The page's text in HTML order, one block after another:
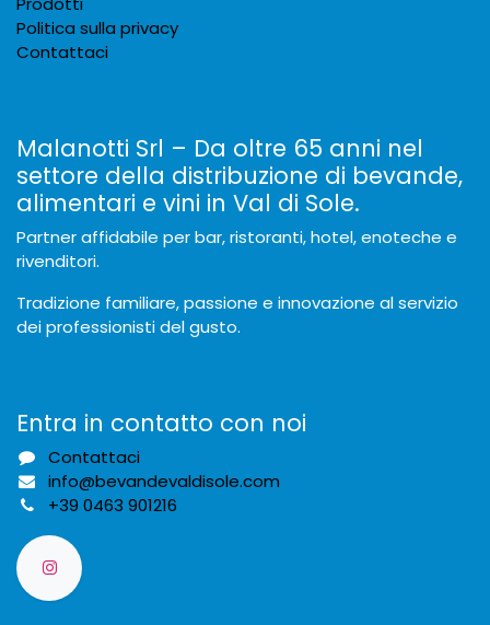
Politica sulla privacy
Contattaci
Malanotti Srl – Da oltre 65 anni nel
settore della distribuzione di bevande,
alimentari e vini in Val di Sole.
Partner affidabile per bar, ristoranti, hotel, enoteche e
rivenditori.
Tradizione familiare, passione e innovazione al servizio
dei professionisti del gusto.
Entra in contatto con noi
Contattaci
info@bevandevaldisole.com
+39 0463 901216